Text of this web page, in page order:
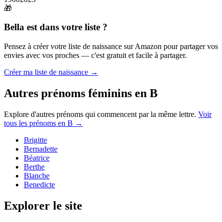
🎁
Bella est dans votre liste ?
Pensez à créer votre liste de naissance sur Amazon pour partager vos
envies avec vos proches — c'est gratuit et facile à partager.
Créer ma liste de naissance →
Autres prénoms féminins en B
Explore d'autres prénoms qui commencent par la même lettre. Voir
tous les prénoms en B →
Brigitte
Bernadette
Béatrice
Berthe
Blanche
Benedicte
Explorer le site